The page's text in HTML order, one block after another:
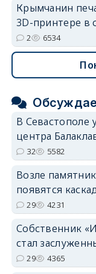
Крымчанин
3D-принтере в
2 6534
В Севастополе
центра
32 5582
Возле
появятся
29 4231
Собственник
стал
29 4365